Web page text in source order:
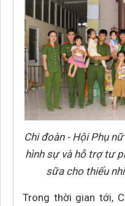
Chi đoàn - Hội Phụ
hình sự và hỗ trợ tư
sữa cho thiếu
Trong thời gian tới,